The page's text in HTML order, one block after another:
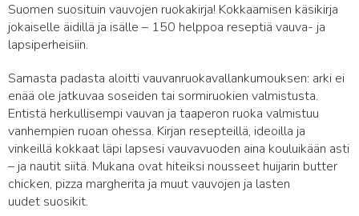
Suomen suosituin vauvojen ruokakirja! Kokkaamisen käsikirja
jokaiselle äidillä ja isälle – 150 helppoa reseptiä vauva- ja
lapsiperheisiin.
Samasta padasta aloitti vauvanruokavallankumouksen: arki ei
enää ole jatkuvaa soseiden tai sormiruokien valmistusta.
Entistä herkullisempi vauvan ja taaperon ruoka valmistuu
vanhempien ruoan ohessa. Kirjan resepteillä, ideoilla ja
vinkeillä kokkaat läpi lapsesi vauvavuoden aina kouluikään asti
– ja nautit siitä. Mukana ovat hiteiksi nousseet huijarin butter
chicken, pizza margherita ja muut vauvojen ja lasten
uudet suosikit.